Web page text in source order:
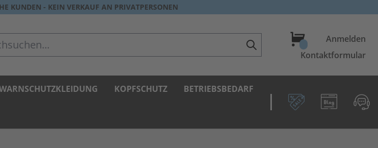
KUNDEN - KEIN VERKAUF AN PRIVATPERSONEN
WarenkorbAnmelden
Kontaktformular
KOPFSCHUTZ BETRIEBSBEDARF